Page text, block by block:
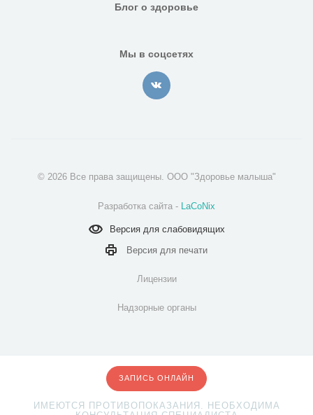
Блог о здоровье
Мы в соцсетях
© 2026 Все права защищены. ООО "Здоровье малыша"
Разработка сайта - LaCoNix
Версия дляслабовидящих
Версия для печати
Лицензии
Надзорные органы
ЗАПИСЬ ОНЛАЙН
ИМЕЮТСЯ ПРОТИВОПОКАЗАНИЯ. НЕОБХОДИМА